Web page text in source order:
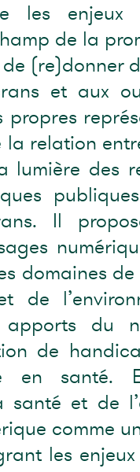
les enjeux
de la
(re)donner
et aux
propres
la relation
lumière des
Il
domaines
de
du
de
en santé.
santé et de
comme
les